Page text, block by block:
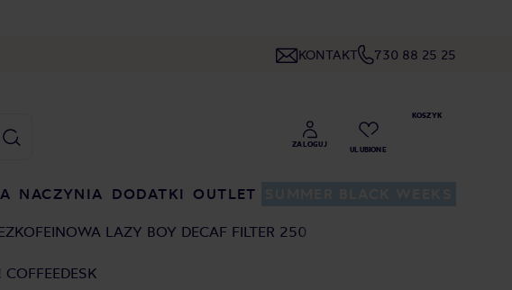
KONTAKT 730 88 25 25
NACZYNIA DODATKI OUTLET
LAZY BOY DECAF FILTER 250 G
COFFEEDESK